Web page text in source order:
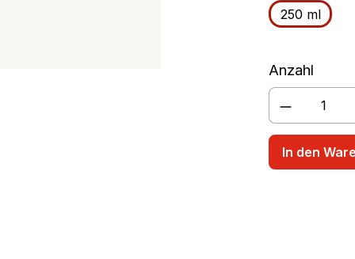
250 ml
Anzahl
Produkt
In den